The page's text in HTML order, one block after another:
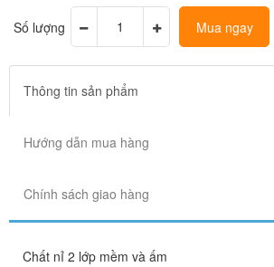
Số lượng Mua ngay
Thông tin sản phẩm
Hướng dẫn mua hàng
Chính sách giao hàng
Chất nỉ 2 lớp mềm và ấm